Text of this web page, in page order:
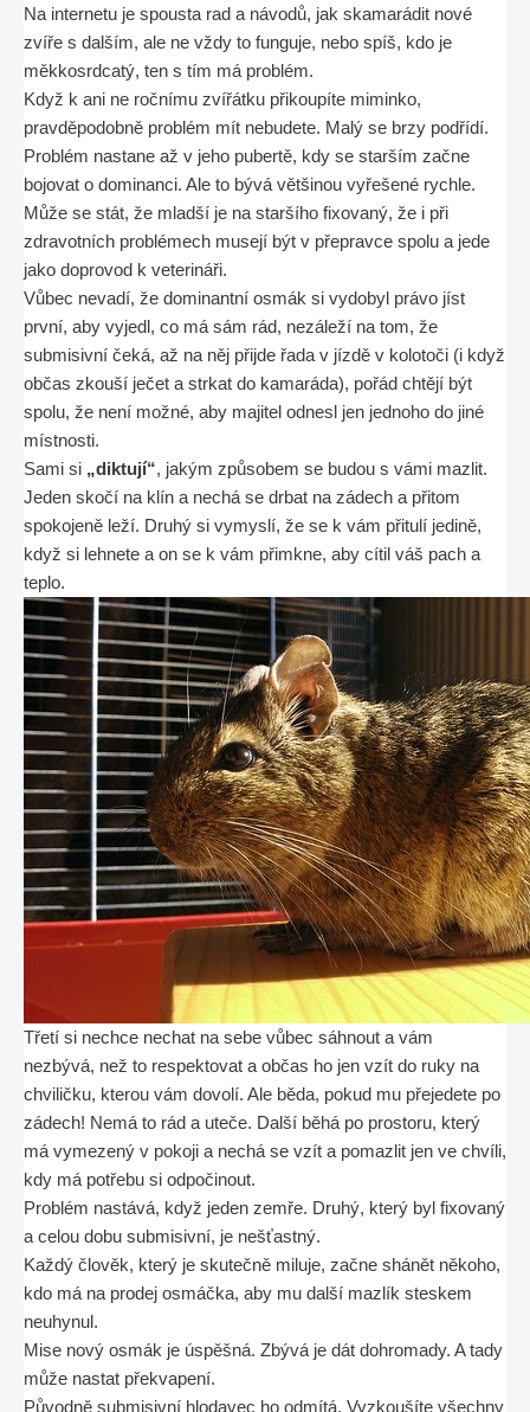
Na internetu je spousta rad a návodů, jak skamarádit nové
zvíře s dalším, ale ne vždy to funguje, nebo spíš, kdo je
měkkosrdcatý, ten s tím má problém.
Když k ani ne ročnímu zvířátku přikoupíte miminko,
pravděpodobně problém mít nebudete. Malý se brzy podřídí.
Problém nastane až v jeho pubertě, kdy se starším začne
bojovat o dominanci. Ale to bývá většinou vyřešené rychle.
Může se stát, že mladší je na staršího fixovaný, že i při
zdravotních problémech musejí být v přepravce spolu a jede
jako doprovod k veterináři.
Vůbec nevadí, že dominantní osmák si vydobyl právo jíst
první, aby vyjedl, co má sám rád, nezáleží na tom, že
submisivní čeká, až na něj přijde řada v jízdě v kolotoči (i když
občas zkouší ječet a strkat do kamaráda), pořád chtějí být
spolu, že není možné, aby majitel odnesl jen jednoho do jiné
místnosti.
Sami si „diktují“, jakým způsobem se budou s vámi mazlit.
Jeden skočí na klín a nechá se drbat na zádech a přitom
spokojeně leží. Druhý si vymyslí, že se k vám přitulí jedině,
když si lehnete a on se k vám přimkne, aby cítil váš pach a
teplo.
Třetí si nechce nechat na sebe vůbec sáhnout a vám
nezbývá, než to respektovat a občas ho jen vzít do ruky na
chviličku, kterou vám dovolí. Ale běda, pokud mu přejedete po
zádech! Nemá to rád a uteče. Další běhá po prostoru, který
má vymezený v pokoji a nechá se vzít a pomazlit jen ve chvíli,
kdy má potřebu si odpočinout.
Problém nastává, když jeden zemře. Druhý, který byl fixovaný
a celou dobu submisivní, je nešťastný.
Každý člověk, který je skutečně miluje, začne shánět někoho,
kdo má na prodej osmáčka, aby mu další mazlík steskem
neuhynul.
Mise nový osmák je úspěšná. Zbývá je dát dohromady. A tady
může nastat překvapení.
Původně submisivní hlodavec ho odmítá. Vyzkoušíte všechny